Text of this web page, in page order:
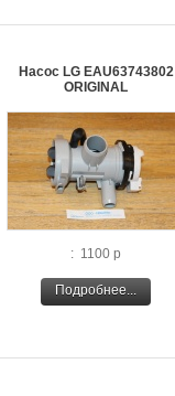
Насос LG EAU63743802
ORIGINAL
: 1100 р
Подробнее...